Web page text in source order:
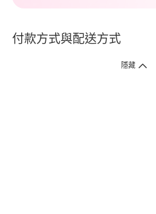
付款方式與配送方式
隱藏